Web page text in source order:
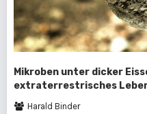
Mikroben unter dicker
extraterrestrisches
Harald Binder